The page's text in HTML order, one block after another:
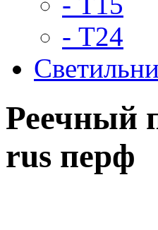
- Т24
Реечный
rus перф